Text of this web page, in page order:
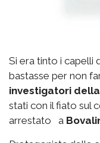
Si era tinto i capelli
bastasse per non
investigatori
stati con il fiato sul
arrestato a